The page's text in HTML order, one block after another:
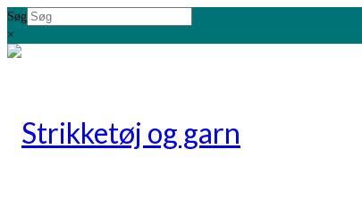
Søg
×